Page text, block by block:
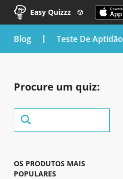
Easy Quizzz
blog Teste De Aptidão
Procure um quiz:
OS PRODUTOS MAIS
POPULARES